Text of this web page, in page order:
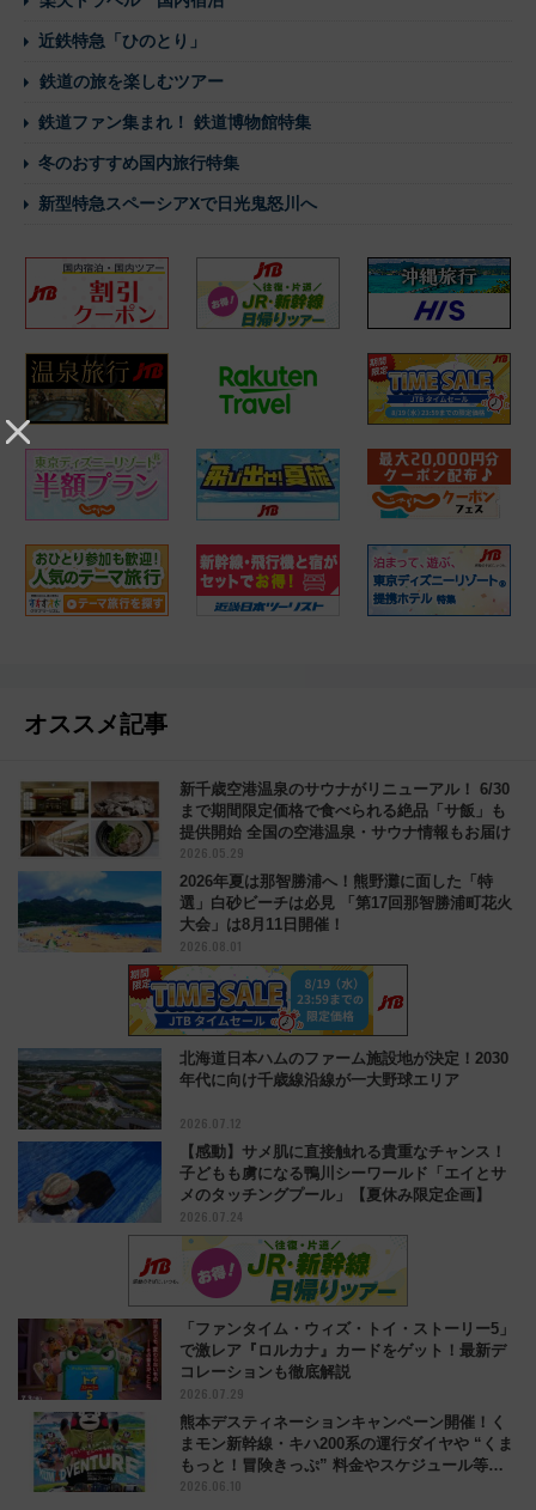
近鉄特急「ひのとり」
鉄道の旅を楽しむツアー
鉄道ファン集まれ！ 鉄道博物館特集
冬のおすすめ国内旅行特集
新型特急スペーシアXで日光鬼怒川へ
オススメ記事
新千歳空港温泉のサウナがリニューアル！ 6/30
まで期間限定価格で食べられる絶品「サ飯」も
提供開始 全国の空港温泉・サウナ情報もお届け
2026.05.29
2026年夏は那智勝浦へ！熊野灘に面した「特
選」白砂ビーチは必見 「第17回那智勝浦町花火
大会」は8月11日開催！
2026.08.01
北海道日本ハムのファーム施設地が決定！2030
年代に向け千歳線沿線が一大野球エリア
2026.07.12
【感動】サメ肌に直接触れる貴重なチャンス！
子どもも虜になる鴨川シーワールド「エイとサ
メのタッチングプール」【夏休み限定企画】
2026.07.24
「ファンタイム・ウィズ・トイ・ストーリー5」
で激レア『ロルカナ』カードをゲット！最新デ
コレーションも徹底解説
2026.07.29
熊本デスティネーションキャンペーン開催！く
まモン新幹線・キハ200系の運行ダイヤや “くま
もっと！冒険きっぷ” 料金やスケジュール等ま
とめ
2026.06.10